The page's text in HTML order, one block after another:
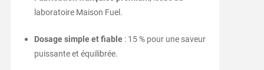
laboratoire Maison Fuel.
Dosage simple et fiable: 15 % pour une saveur
puissante et équilibrée.